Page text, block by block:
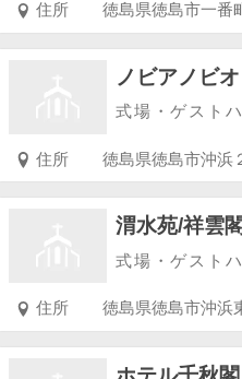
住所 徳島県徳島市一番
ノビアノビオ
式場・ゲスト
住所 徳島県徳島市沖浜
渭水苑/祥雲閣
式場・ゲスト
住所 徳島県徳島市沖浜